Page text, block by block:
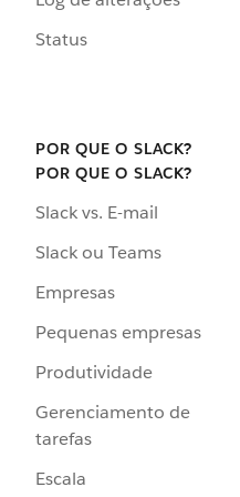
Status
POR QUE O SLACK?
POR QUE O SLACK?
Slack vs. E-mail
Slack ou Teams
Empresas
Pequenas empresas
Produtividade
Gerenciamento de
tarefas
Escala